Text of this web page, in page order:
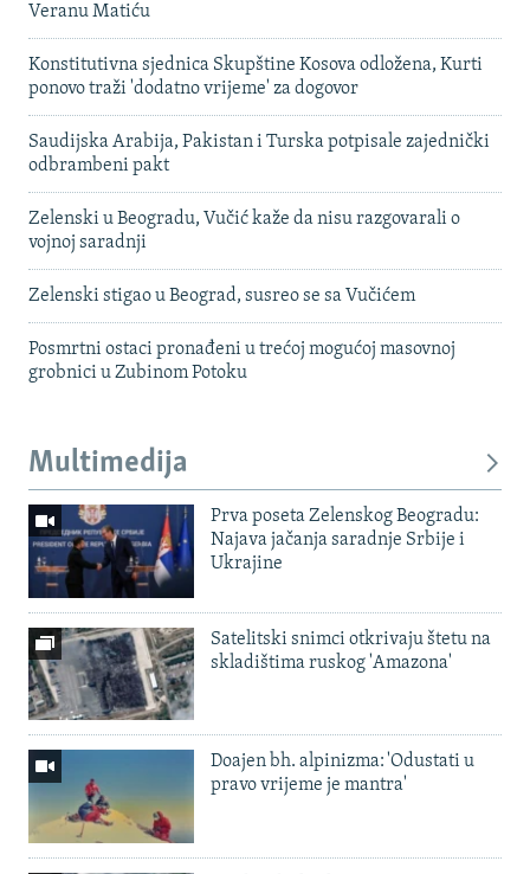
Veranu Matiću
Konstitutivna sjednica Skupštine Kosova odložena, Kurti
ponovo traži 'dodatno vrijeme' za dogovor
Saudijska Arabija, Pakistan i Turska potpisale zajednički
odbrambeni pakt
Zelenski u Beogradu, Vučić kaže da nisu razgovarali o
vojnoj saradnji
Zelenski stigao u Beograd, susreo se sa Vučićem
Posmrtni ostaci pronađeni u trećoj mogućoj masovnoj
grobnici u Zubinom Potoku
Multimedija
Prva poseta Zelenskog Beogradu:
Najava jačanja saradnje Srbije i
Ukrajine
Satelitski snimci otkrivaju štetu na
skladištima ruskog 'Amazona'
Doajen bh. alpinizma: 'Odustati u
pravo vrijeme je mantra'